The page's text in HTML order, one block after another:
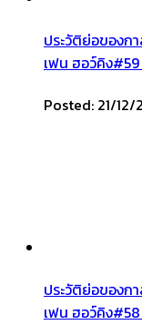
ประวัติย่อของก
เฟน ฮอว์คิง#59
Posted: 21/
ประวัติย่อของก
เฟน ฮอว์คิง